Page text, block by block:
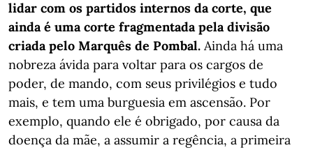
lidar com os partidos internos da corte, que
ainda é uma corte fragmentada pela divisão
criada pelo Marquês de Pombal. Ainda há uma
nobreza ávida para voltar para os cargos de
poder, de mando, com seus privilégios e tudo
mais, e tem uma burguesia em ascensão. Por
exemplo, quando ele é obrigado, por causa da
doença da mãe, a assumir a regência, a primeira